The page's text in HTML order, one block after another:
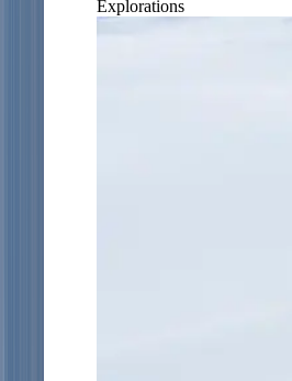
Explorations